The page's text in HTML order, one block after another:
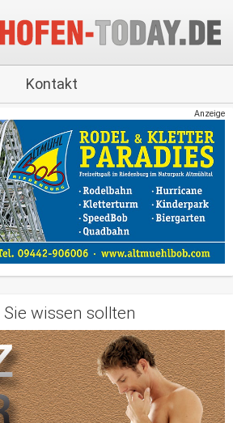
Kontakt
Anzeige
Sie wissen sollten